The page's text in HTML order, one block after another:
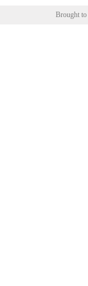
Brought